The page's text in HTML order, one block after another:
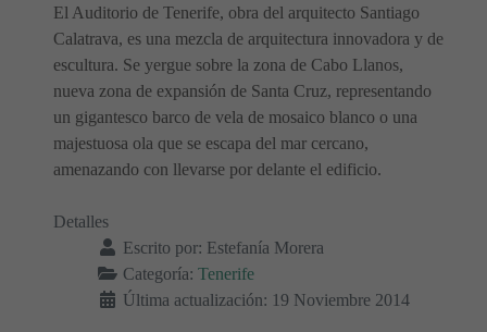
El Auditorio de Tenerife, obra del arquitecto Santiago
Calatrava, es una mezcla de arquitectura innovadora y de
escultura. Se yergue sobre la zona de Cabo Llanos,
nueva zona de expansión de Santa Cruz, representando
un gigantesco barco de vela de mosaico blanco o una
majestuosa ola que se escapa del mar cercano,
amenazando con llevarse por delante el edificio.
Detalles
Escrito por: Estefanía Morera
Categoría: Tenerife
Última actualización: 19 Noviembre 2014